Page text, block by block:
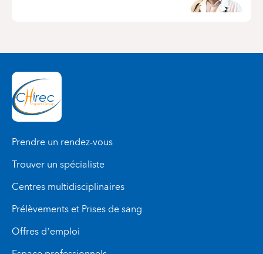
Prendre un rendez-vous
Trouver un spécialiste
Centres multidisciplinaires
Prélèvements et Prises de sang
Offres d’emploi